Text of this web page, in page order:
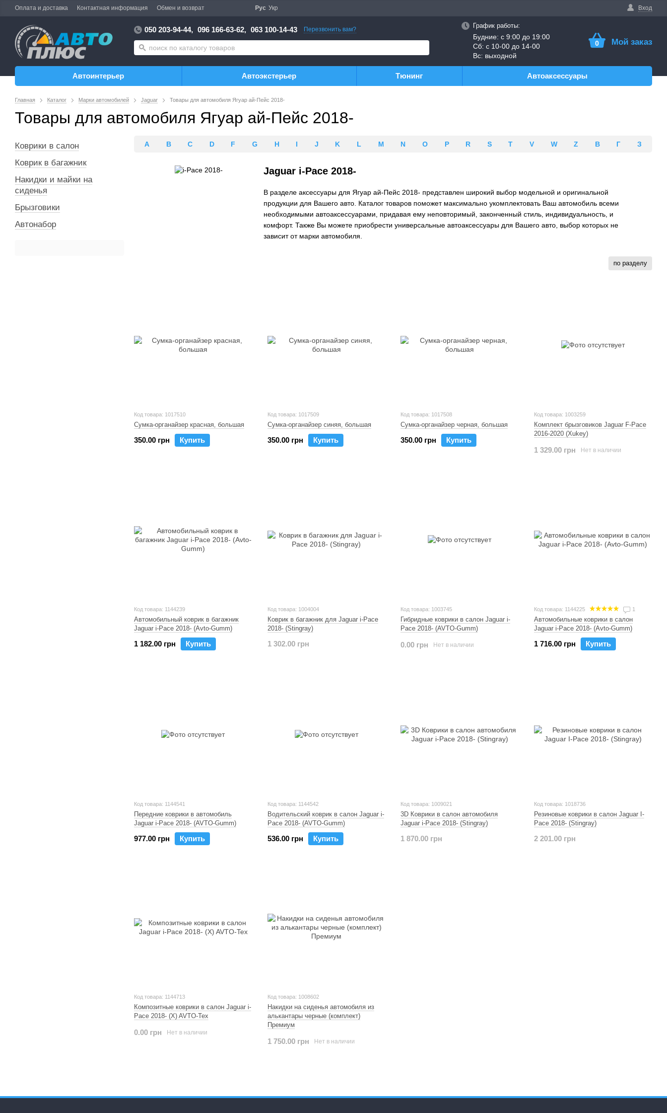
Оплата и доставка Контактная информация Обмен и возврат Вход
Рус Укр
050 203-94-44, 096 166-63-62, 063 100-14-43 Перезвонить вам? График работы:
Будние: с 9:00 до 19:00
Сб: с 10-00 до 14-00
Вс: выходной
0 Мой заказ
Автоинтерьер Автоэкстерьер Тюнинг Автоаксессуары
Главная Каталог Марки автомобилей Jaguar Товары для автомобиля Ягуар ай-Пейс 2018-
Товары для автомобиля Ягуар ай-Пейс 2018-
A B C D F G H I J K L M N O P R S T V W Z В Г З
Jaguar i-Pace 2018-
В разделе аксессуары для Ягуар ай-Пейс 2018- представлен широкий выбор модельной и оригинальной
продукции для Вашего авто. Каталог товаров поможет максимально укомплектовать Ваш автомобиль всеми
необходимыми автоаксессуарами, придавая ему неповторимый, законченный стиль, индивидуальность, и
комфорт. Также Вы можете приобрести универсальные автоаксессуары для Вашего авто, выбор которых не
зависит от марки автомобиля.
по разделу
Код товара: 1017510
Сумка-органайзер красная, большая
350.00 грн Купить
Код товара: 1017509
Сумка-органайзер синяя, большая
350.00 грн Купить
Код товара: 1017508
Сумка-органайзер черная, большая
350.00 грн Купить
Код товара: 1003259
Комплект брызговиков Jaguar F-Pace
2016-2020 (Xukey)
1 329.00 грн Нет в наличии
Код товара: 1144239
Автомобильный коврик в багажник
Jaguar i-Pace 2018- (Avto-Gumm)
1 182.00 грн Купить
Код товара: 1004004
Коврик в багажник для Jaguar i-Pace
2018- (Stingray)
1 302.00 грн
Код товара: 1003745
Гибридные коврики в салон Jaguar i-
Pace 2018- (AVTO-Gumm)
0.00 грн Нет в наличии
Код товара: 1144225 1
Автомобильные коврики в салон
Jaguar i-Pace 2018- (Avto-Gumm)
1 716.00 грн Купить
Код товара: 1144541
Передние коврики в автомобиль
Jaguar i-Pace 2018- (AVTO-Gumm)
977.00 грн Купить
Код товара: 1144542
Водительский коврик в салон Jaguar i-
Pace 2018- (AVTO-Gumm)
536.00 грн Купить
Код товара: 1009021
3D Коврики в салон автомобиля
Jaguar i-Pace 2018- (Stingray)
1 870.00 грн
Код товара: 1018736
Резиновые коврики в салон Jaguar I-
Pace 2018- (Stingray)
2 201.00 грн
Код товара: 1144713
Композитные коврики в салон Jaguar i-
Pace 2018- (X) AVTO-Tex
0.00 грн Нет в наличии
Код товара: 1008602
Накидки на сиденья автомобиля из
алькантары черные (комплект)
Премиум
1 750.00 грн Нет в наличии
Коврики в салон
Коврик в багажник
Накидки и майки на
сиденья
Брызговики
Автонабор